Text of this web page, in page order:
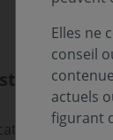
« Actions
Elles ne
conseil
actuels
figurant